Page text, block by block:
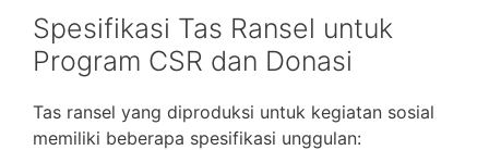
Spesifikasi Tas Ransel untuk
Program CSR dan Donasi
Tas ransel yang diproduksi untuk kegiatan sosial
memiliki beberapa spesifikasi unggulan: